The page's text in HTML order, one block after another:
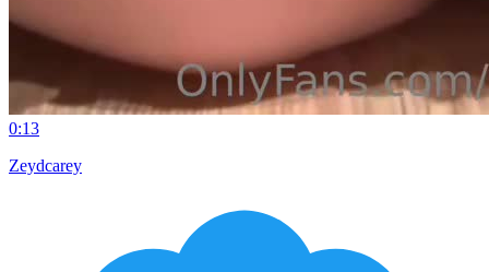
0:13
Zeydcarey